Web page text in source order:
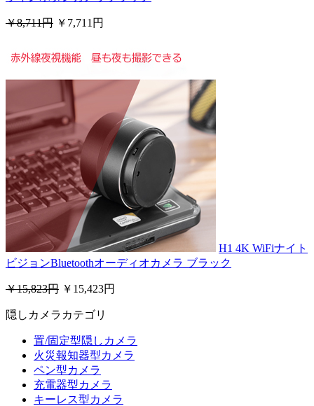
￥8,711円 ￥7,711円
H1 4K WiFiナイト
ビジョンBluetoothオーディオカメラ ブラック
￥15,823円 ￥15,423円
隠しカメラカテゴリ
置/固定型隠しカメラ
火災報知器型カメラ
ペン型カメラ
充電器型カメラ
キーレス型カメラ